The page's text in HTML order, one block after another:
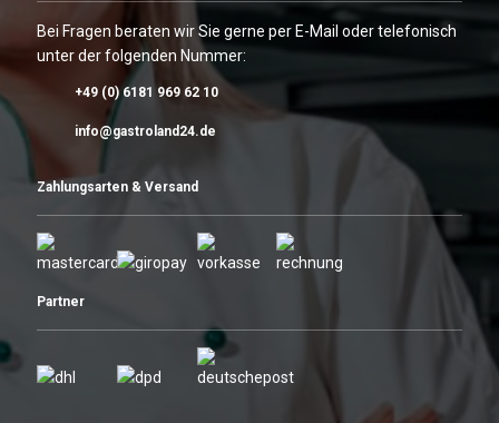
Bei Fragen beraten wir Sie gerne per E-Mail oder telefonisch
unter der folgenden Nummer:
+49 (0) 6181 969 62 10
info@gastroland24.de
Zahlungsarten & Versand
Partner